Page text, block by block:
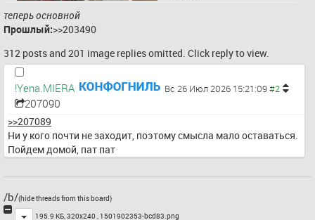
теперь основной
Прошлый:>>203490
312 posts and 201 image replies omitted. Click reply to view.
!Yena.MIERA Вс 26 Июл 2026 15:21:09
207090
>>207089
Ни у кого почти не заходит, поэтому смысла мало оставаться.
Пойдем домой, пат пат
/b/(hide threads from this board)
Toggle
195.9 КБ, 320x240 , 1501902353-bcd83.png